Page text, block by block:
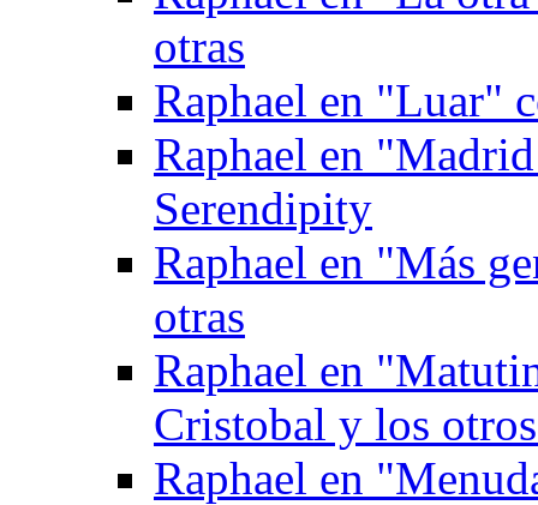
otras
Raphael en "Luar"
Raphael en
Serendipity
Raphael en "Más
otras
Raphael en
Cristobal y los
Raphael en